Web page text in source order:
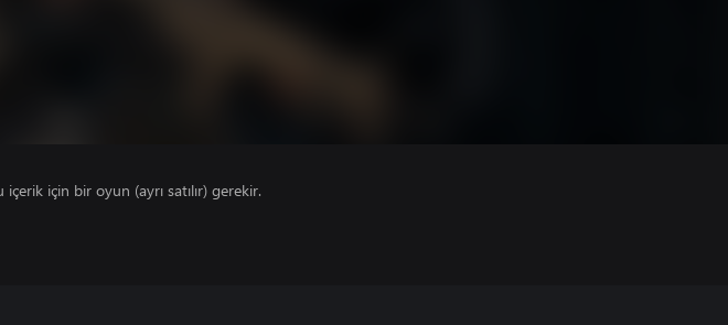
içerik için bir oyun (ayrı satılır) gerekir.